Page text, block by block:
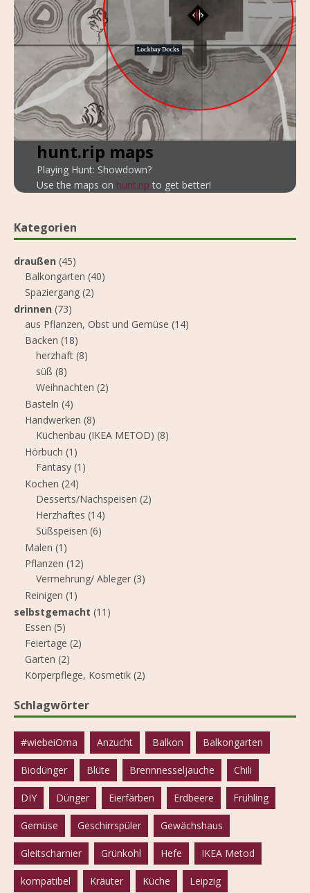
hunt.rip maps
Playing Hunt: Showdown?
Use the maps on hunt.rip to get better!
Kategorien
draußen (45)
Balkongarten (40)
Spaziergang (2)
drinnen (73)
aus Pflanzen, Obst und Gemüse (14)
Backen (18)
herzhaft (8)
süß (8)
Weihnachten (2)
Basteln (4)
Handwerken (8)
Küchenbau (IKEA METOD) (8)
Hörbuch (1)
Fantasy (1)
Kochen (24)
Desserts/Nachspeisen (2)
Herzhaftes (14)
Süßspeisen (6)
Malen (1)
Pflanzen (12)
Vermehrung/ Ableger (3)
Reinigen (1)
selbstgemacht (11)
Essen (5)
Feiertage (2)
Garten (2)
Körperpflege, Kosmetik (2)
Schlagwörter
#wiebeiOma Anzucht Balkon Balkongarten
Biodünger Blüte Brennnesseljauche Chili
DIY Dünger Eierfärben Erdbeere Frühling
Gemüse Geschirrspüler Gewächshaus
Gleitscharnier Grünkohl Hefe IKEA Metod
kompatibel Kräuter Küche Leipzig